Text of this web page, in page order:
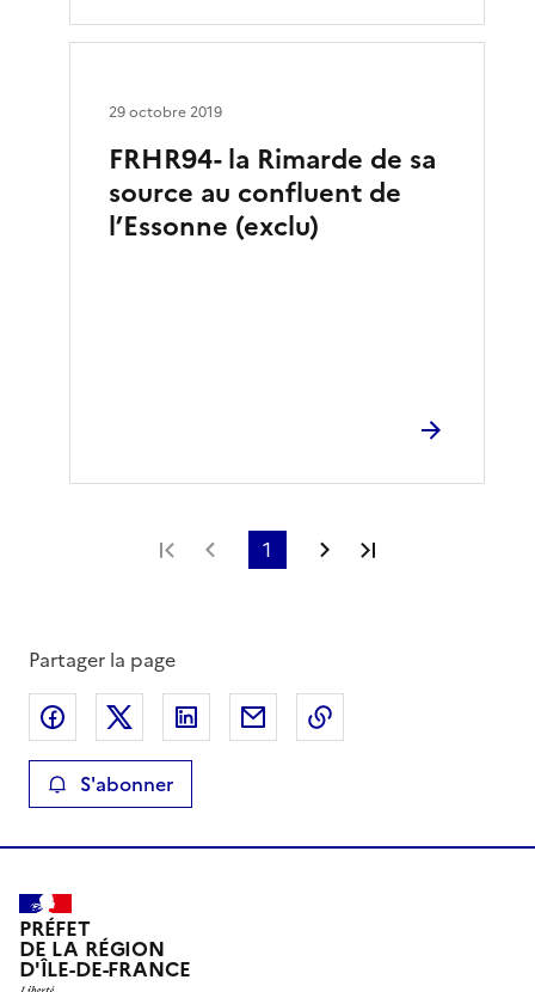
FRHR94- la Rimarde de sa
source au confluent de
l’Essonne (exclu)
29 octobre 2019
Première page
Page précédente
1 Page suivante
Partager la page
Partager sur Facebook
Partager sur XPartager sur LinkedIn
Partager par email
S'abonner
PRÉFET
DE LA RÉGION
D'ÎLE-DE-FRANCE